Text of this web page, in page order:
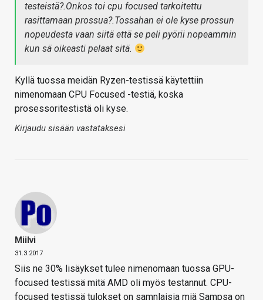
testeistä?.Onkos toi cpu focused tarkoitettu
rasittamaan prossua?.Tossahan ei ole kyse prossun
nopeudesta vaan siitä että se peli pyörii nopeammin
kun sä oikeasti pelaat sitä.
Kyllä tuossa meidän Ryzen-testissä käytettiin
nimenomaan CPU Focused -testiä, koska
prosessoritestistä oli kyse.
Kirjaudu sisään vastataksesi
Miilvi
31.3.2017
Siis ne 30% lisäykset tulee nimenomaan tuossa GPU-
focused testissä mitä AMD oli myös testannut. CPU-
focused testissä tulokset on samnlaisia miä Sampsa on